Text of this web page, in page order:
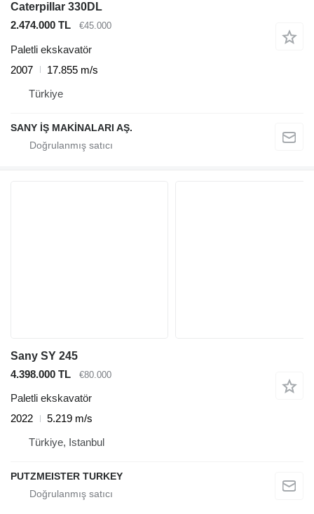
Caterpillar 330DL
2.474.000 TL
€45.000
Paletli ekskavatör
2007
17.855 m/s
Türkiye
SANY İŞ MAKİNALARI AŞ.
Sany SY 245
4.398.000 TL
€80.000
Paletli ekskavatör
2022
5.219 m/s
Türkiye, Istanbul
PUTZMEISTER TURKEY